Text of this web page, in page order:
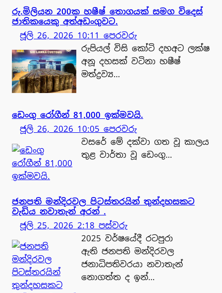
රු.මිලියන 200ක හෂීෂ් තොගයක් සමග විදෙස්
ජාතිකයෙකු අත්අඩංගුවට.
ජූලි 26, 2026 10:11 පෙරවරු
රුපියල් විසි කෝටි දහඅට ලක්ෂ
අනූ දහසක් වටිනා හෂීෂ්
මත්ද්‍රව්‍ය…
ඩෙංගු රෝගීන් 81,000 ඉක්මවයි.
ජූලි 26, 2026 10:05 පෙරවරු
වසරේ මේ දක්වා ගත වූ කාලය
තුළ වාර්තා වූ ඩෙංගු…
ජනපති මන්දිරවල පිටස්තරයින් තුන්දහසකට
වැඩිය නවාතැන් අරන් .
ජූලි 25, 2026 2:18 පස්වරු
2025 වර්ෂයේදී රටපුරා
ඇති ජනපති මන්දිරවල
ජනාධිපතිවරයා නවාතැන්
නොගත්ත ද ඉන්…